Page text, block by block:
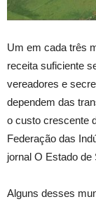
Um em cada três
receita suficiente
vereadores e
dependem das
o custo crescente
Federação das
jornal O Estado de
Alguns desses